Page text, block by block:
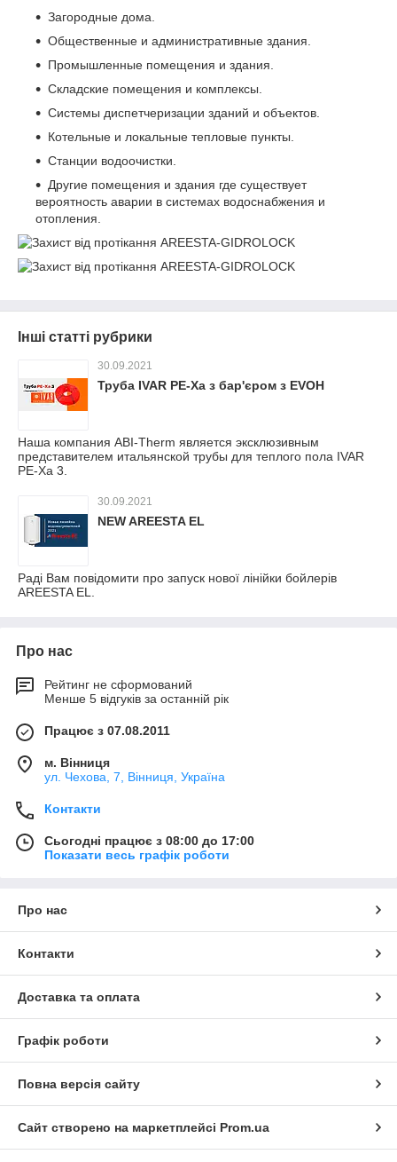
Загородные дома.
Общественные и административные здания.
Промышленные помещения и здания.
Складские помещения и комплексы.
Системы диспетчеризации зданий и объектов.
Котельные и локальные тепловые пункты.
Станции водоочистки.
Другие помещения и здания где существует
вероятность аварии в системах водоснабжения и
отопления.
Інші статті рубрики
30.09.2021
Труба IVAR PE-Xa з бар'єром з EVOH
Наша компания ABI-Therm является эксклюзивным
представителем итальянской трубы для теплого пола IVAR
PE-Xa 3.
30.09.2021
NEW AREESTA EL
Раді Вам повідомити про запуск нової лінійки бойлерів
AREESTA EL.
Про нас
Рейтинг не сформований
Менше 5 відгуків за останній рік
Працює з 07.08.2011
м. Вінниця
ул. Чехова, 7, Вінниця, Україна
Контакти
Сьогодні працює з 08:00 до 17:00
Показати весь графік роботи
Про нас
Контакти
Доставка та оплата
Графік роботи
Повна версія сайту
Сайт створено на маркетплейсі Prom.ua